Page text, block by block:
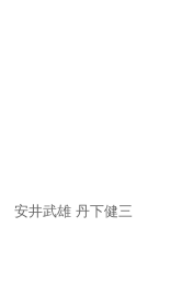
井武雄 丹下健三